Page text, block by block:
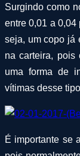
Surgindo como
entre 0,01 a 0,04
seja, um copo já
na carteira, pois
uma forma de
vítimas desse
É importante se